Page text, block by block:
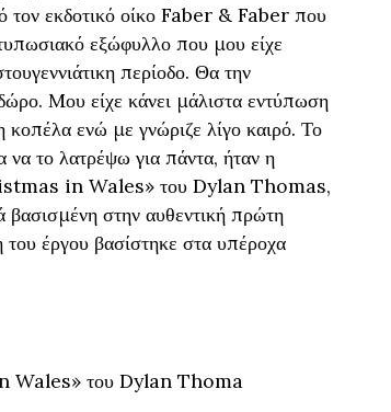
εκδοτικό οίκο Faber & Faber που
εξώφυλλο που μου είχε
περίοδο. Θα την
Mου είχε κάνει μάλιστα εντύπωση
κοπέλα ενώ με γνώριζε λίγο καιρό. Το
να το λατρέψω για πάντα, ήταν η
in Wales» του Dylan Thomas,
στην αυθεντική πρώτη
έργου βασίστηκε στα υπέροχα
Wales» του Dylan Thoma